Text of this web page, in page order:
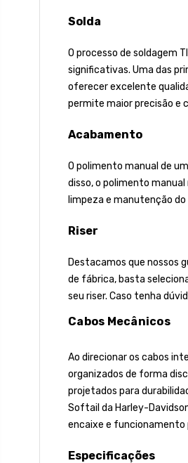
Solda
O processo de soldagem
significativas. Uma das
oferecer excelente
permite maior precisão e
Acabamento
O polimento manual de
disso, o polimento
limpeza e manutenção
Riser
Destacamos que nossos
de fábrica, basta
seu riser. Caso tenha
Cabos Mecânicos
Ao direcionar os cabos
organizados de forma
projetados para
Softail da Harley-
encaixe e
Especificações